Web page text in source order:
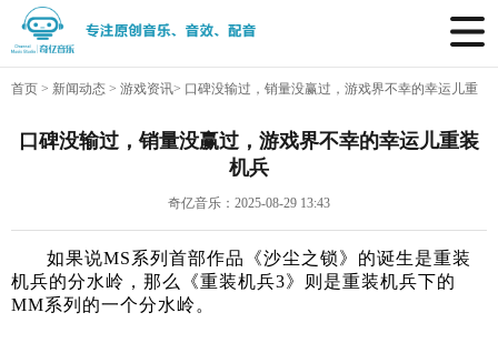
首页 > 新闻动态 > 游戏资讯> 口碑没输过，销量没赢过，游戏界不幸的幸运儿重
装机兵
口碑没输过，销量没赢过，游戏界不幸的幸运儿重装
机兵
奇亿音乐：2025-08-29 13:43
如果说MS系列首部作品《沙尘之锁》的诞生是重装
机兵的分水岭，那么《重装机兵3》则是重装机兵下的
MM系列的一个分水岭。